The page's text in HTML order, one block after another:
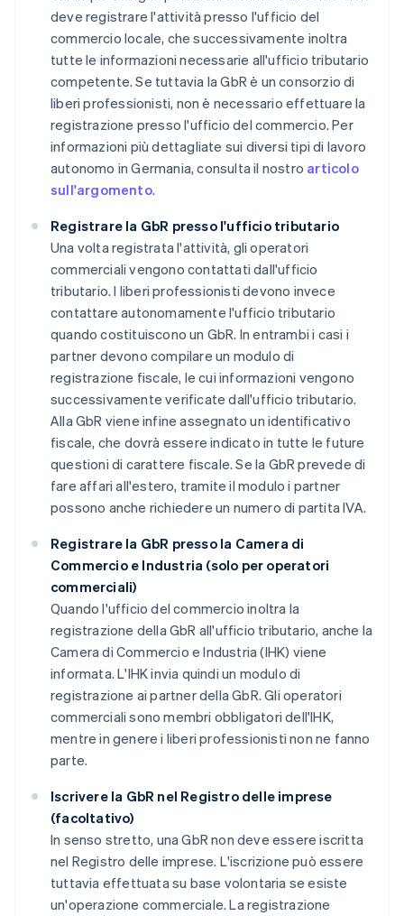
deve registrare l'attività presso l'ufficio del
commercio locale, che successivamente inoltra
tutte le informazioni necessarie all'ufficio tributario
competente. Se tuttavia la GbR è un consorzio di
liberi professionisti, non è necessario effettuare la
registrazione presso l'ufficio del commercio. Per
informazioni più dettagliate sui diversi tipi di lavoro
autonomo in Germania, consulta il nostro articolo
sull'argomento.
Registrare la GbR presso l'ufficio tributario
Una volta registrata l'attività, gli operatori
commerciali vengono contattati dall'ufficio
tributario. I liberi professionisti devono invece
contattare autonomamente l'ufficio tributario
quando costituiscono un GbR. In entrambi i casi i
partner devono compilare un modulo di
registrazione fiscale, le cui informazioni vengono
successivamente verificate dall'ufficio tributario.
Alla GbR viene infine assegnato un identificativo
fiscale, che dovrà essere indicato in tutte le future
questioni di carattere fiscale. Se la GbR prevede di
fare affari all'estero, tramite il modulo i partner
possono anche richiedere un numero di partita IVA.
Registrare la GbR presso la Camera di
Commercio e Industria (solo per operatori
commerciali)
Quando l'ufficio del commercio inoltra la
registrazione della GbR all'ufficio tributario, anche la
Camera di Commercio e Industria (IHK) viene
informata. L'IHK invia quindi un modulo di
registrazione ai partner della GbR. Gli operatori
commerciali sono membri obbligatori dell'IHK,
mentre in genere i liberi professionisti non ne fanno
parte.
Iscrivere la GbR nel Registro delle imprese
(facoltativo)
In senso stretto, una GbR non deve essere iscritta
nel Registro delle imprese. L'iscrizione può essere
tuttavia effettuata su base volontaria se esiste
un'operazione commerciale. La registrazione